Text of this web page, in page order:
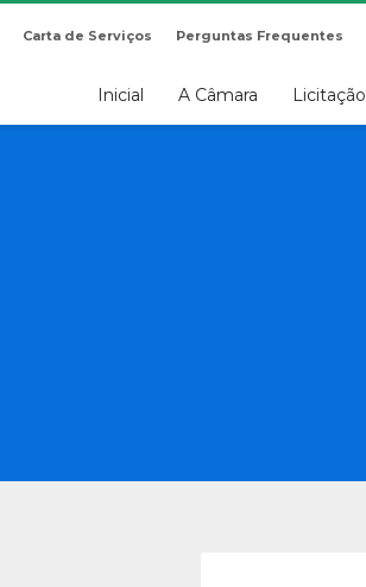
Carta de Serviços Perguntas Frequentes
Inicial A Câmara Licitação